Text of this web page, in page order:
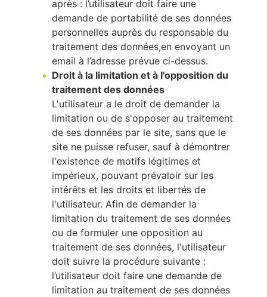
après : l’utilisateur doit faire une
demande de portabilité de ses données
personnelles auprès du responsable du
traitement des données,en envoyant un
email à l’adresse prévue ci-dessus.
Droit à la limitation et à l'opposition du
traitement des données
L'utilisateur a le droit de demander la
limitation ou de s'opposer au traitement
de ses données par le site, sans que le
site ne puisse refuser, sauf à démontrer
l'existence de motifs légitimes et
impérieux, pouvant prévaloir sur les
intérêts et les droits et libertés de
l'utilisateur. Afin de demander la
limitation du traitement de ses données
ou de formuler une opposition au
traitement de ses données, l'utilisateur
doit suivre la procédure suivante :
l’utilisateur doit faire une demande de
limitation au traitement de ses données